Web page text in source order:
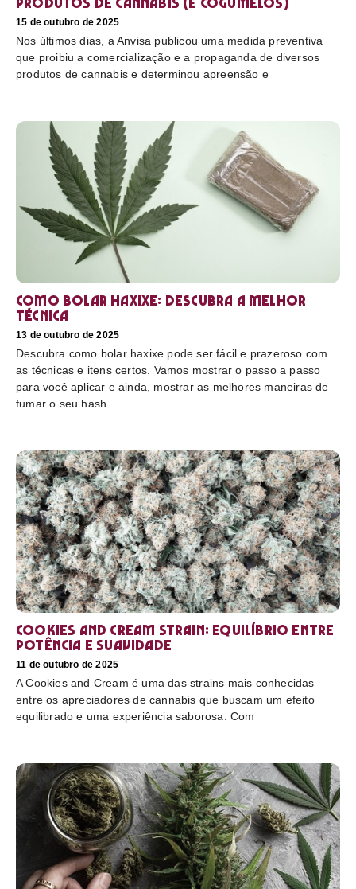
15 de outubro de 2025
Nos últimos dias, a Anvisa publicou uma medida preventiva
que proibiu a comercialização e a propaganda de diversos
produtos de cannabis e determinou apreensão e
Como bolar haxixe: Descubra a melhor
técnica
13 de outubro de 2025
Descubra como bolar haxixe pode ser fácil e prazeroso com
as técnicas e itens certos. Vamos mostrar o passo a passo
para você aplicar e ainda, mostrar as melhores maneiras de
fumar o seu hash.
Cookies and Cream Strain: equilíbrio entre
potência e suavidade
11 de outubro de 2025
A Cookies and Cream é uma das strains mais conhecidas
entre os apreciadores de cannabis que buscam um efeito
equilibrado e uma experiência saborosa. Com